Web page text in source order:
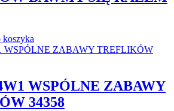
koszyka
WSPÓLNE ZABAWY
34358